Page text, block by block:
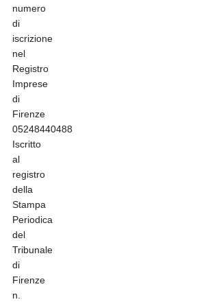
numero
di
iscrizione
nel
Registro
Imprese
di
Firenze
05248440488
Iscritto
al
registro
della
Stampa
Periodica
del
Tribunale
di
Firenze
n.